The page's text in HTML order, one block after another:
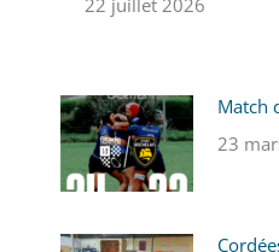
22 juillet 2026
Match
23